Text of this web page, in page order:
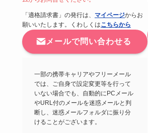
「適格請求書」の発行は、 マイページからお
願いいたします。くわしくはこちらから
メールで問い合わせる
一部の携帯キャリアやフリーメール
では、ご自身で設定変更等を行って
いない場合でも、自動的にPCメール
やURL付のメールを迷惑メールと判
断し、迷惑メールフォルダに振り分
けることがございます。